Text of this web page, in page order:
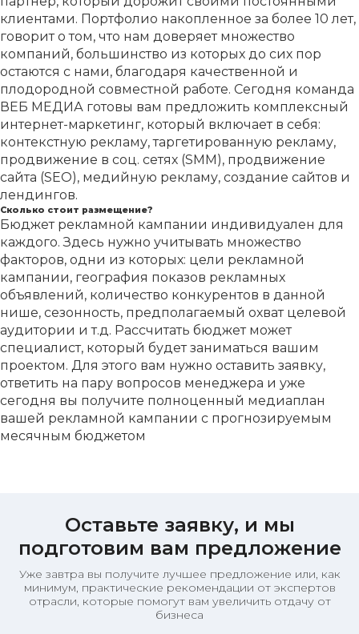
клиентами. Портфолио накопленное за более 10 лет,
говорит о том, что нам доверяет множество
компаний, большинство из которых до сих пор
остаются с нами, благодаря качественной и
плодородной совместной работе. Сегодня команда
ВЕБ МЕДИА готовы вам предложить комплексный
интернет-маркетинг, который включает в себя:
контекстную рекламу, таргетированную рекламу,
продвижение в соц. сетях (SMM), продвижение
сайта (SEO), медийную рекламу, создание сайтов и
лендингов.
Сколько стоит размещение?
Бюджет рекламной кампании индивидуален для
каждого. Здесь нужно учитывать множество
факторов, одни из которых: цели рекламной
кампании, география показов рекламных
объявлений, количество конкурентов в данной
нише, сезонность, предполагаемый охват целевой
аудитории и т.д. Рассчитать бюджет может
специалист, который будет заниматься вашим
проектом. Для этого вам нужно оставить заявку,
ответить на пару вопросов менеджера и уже
сегодня вы получите полноценный медиаплан
вашей рекламной кампании с прогнозируемым
месячным бюджетом
Оставьте заявку, и мы
подготовим вам предложение
Уже завтра вы получите лучшее предложение или, как
минимум, практические рекомендации от экспертов
отрасли, которые помогут вам увеличить отдачу от
бизнеса